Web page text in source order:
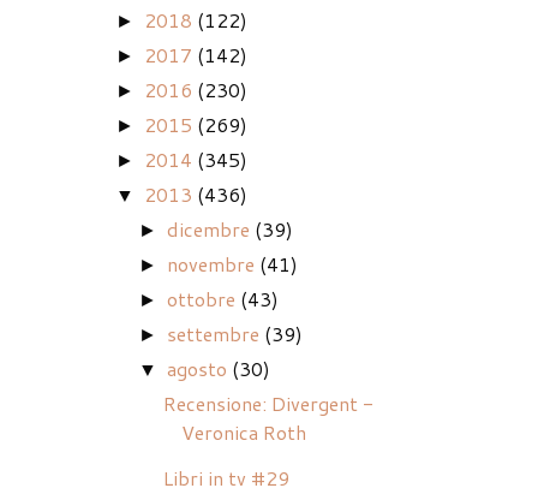
► 2018 (122)
► 2017 (142)
► 2016 (230)
► 2015 (269)
► 2014 (345)
▼ 2013 (436)
►dicembre (39)
► novembre (41)
►ottobre (43)
► settembre (39)
▼ agosto (30)
Recensione: Divergent -
Veronica Roth
Libri in tv #29